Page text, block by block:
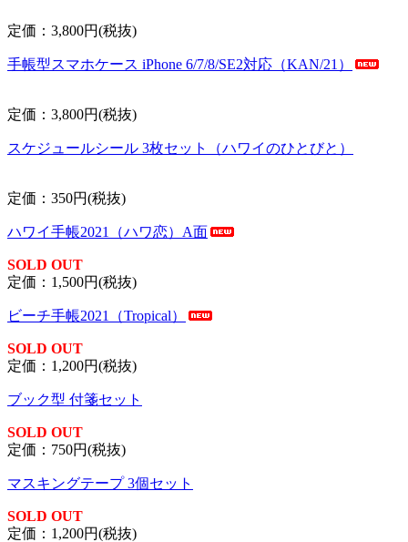
定価：3,800円(税抜)
手帳型スマホケース iPhone 6/7/8/SE2対応（KAN/21）
定価：3,800円(税抜)
スケジュールシール 3枚セット（ハワイのひとびと）
定価：350円(税抜)
ハワイ手帳2021（ハワ恋）A面
SOLD OUT
定価：1,500円(税抜)
ビーチ手帳2021（Tropical）
SOLD OUT
定価：1,200円(税抜)
ブック型 付箋セット
SOLD OUT
定価：750円(税抜)
マスキングテープ 3個セット
SOLD OUT
定価：1,200円(税抜)